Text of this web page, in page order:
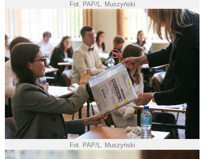
Fot. PAP/L. Muszyński
Fot. PAP/L. Muszyński